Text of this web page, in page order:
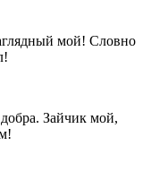
мой! Словно
Зайчик мой,